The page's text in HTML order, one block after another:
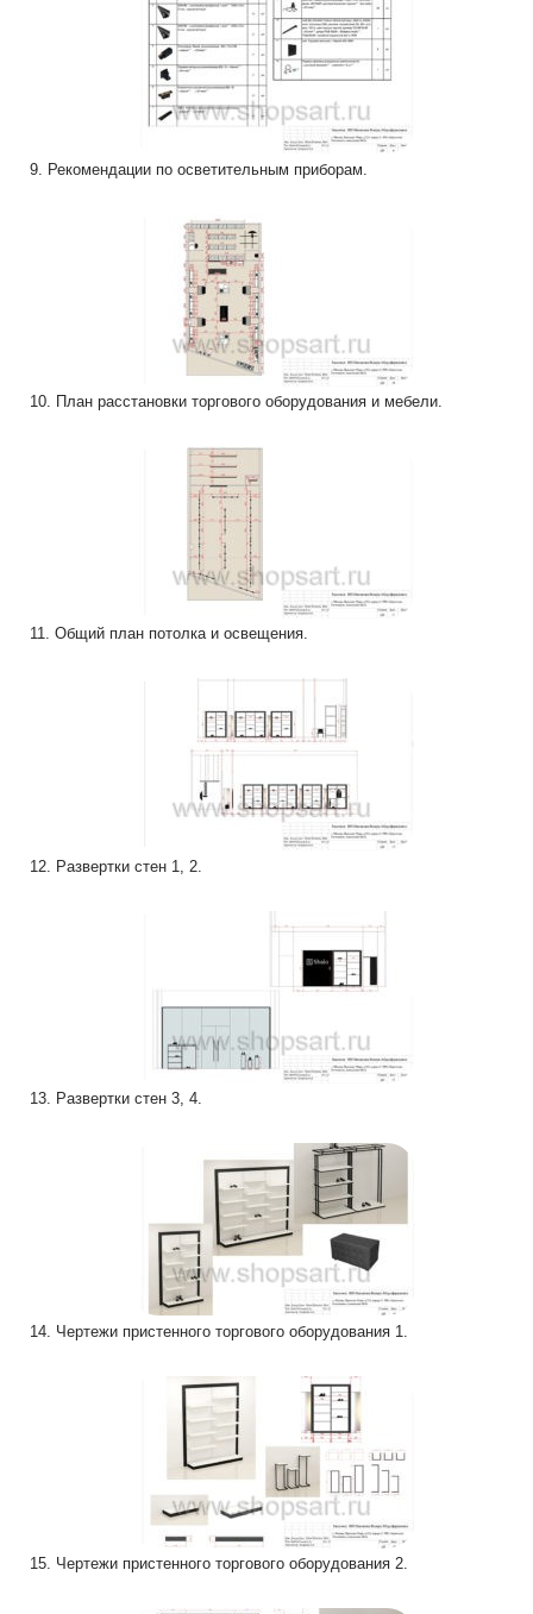
9. Рекомендации по осветительным приборам.
10. План расстановки торгового оборудования и мебели.
11. Общий план потолка и освещения.
12. Развертки стен 1, 2.
13. Развертки стен 3, 4.
14. Чертежи пристенного торгового оборудования 1.
15. Чертежи пристенного торгового оборудования 2.